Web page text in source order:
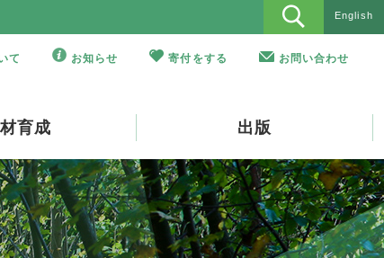
English
て お知らせ 寄付をする お問い合わせ
育成 出版